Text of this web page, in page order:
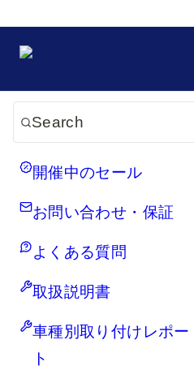
Search
開催中のセール
お問い合わせ・保証
よくある質問
取扱説明書
車種別取り付けレポー
ト